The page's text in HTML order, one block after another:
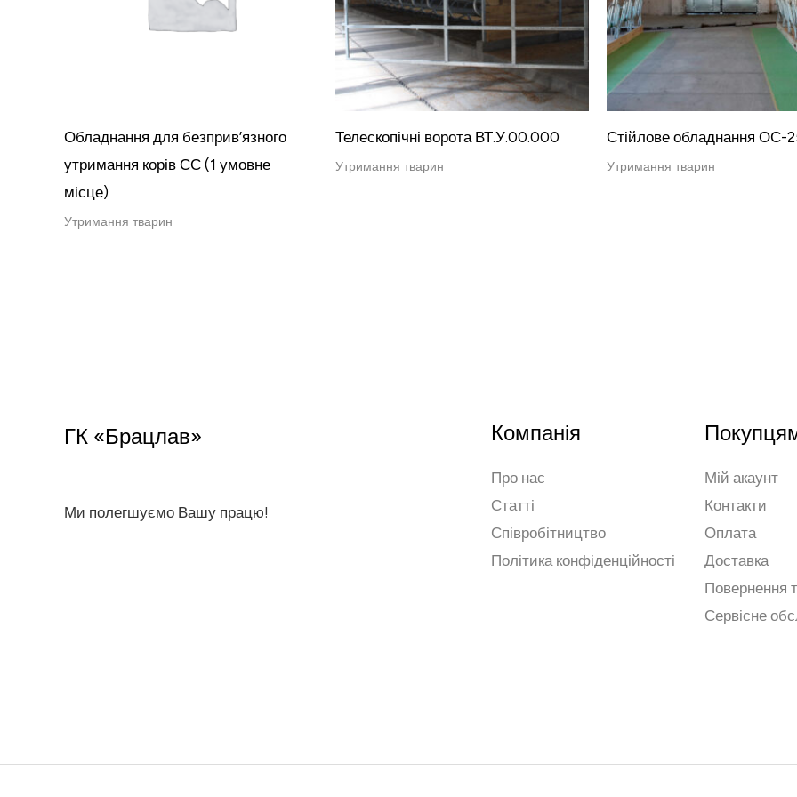
Обладнання для безприв’язного
утримання корів СС (1 умовне
місце)
Утримання тварин
Телескопічні ворота ВТ.У.00.000
Утримання тварин
Стійлове обладнання ОС-
Утримання тварин
ГК «Брацлав»
Ми полегшуємо Вашу працю!
Компанія
Про нас
Статті
Співробітництво
Політика конфіденційності
Мій акаунт
Контакти
Оплата
Доставка
Повернення
Сервісне